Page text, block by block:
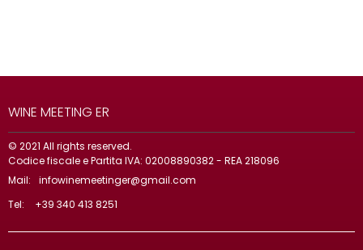
WINE MEETING ER
© 2021 All rights reserved.
Codice fiscale e Partita IVA: 02008890382 - REA 218096
Mail:
infowinemeetinger@gmail.com
Tel:
+39 340 413 8251